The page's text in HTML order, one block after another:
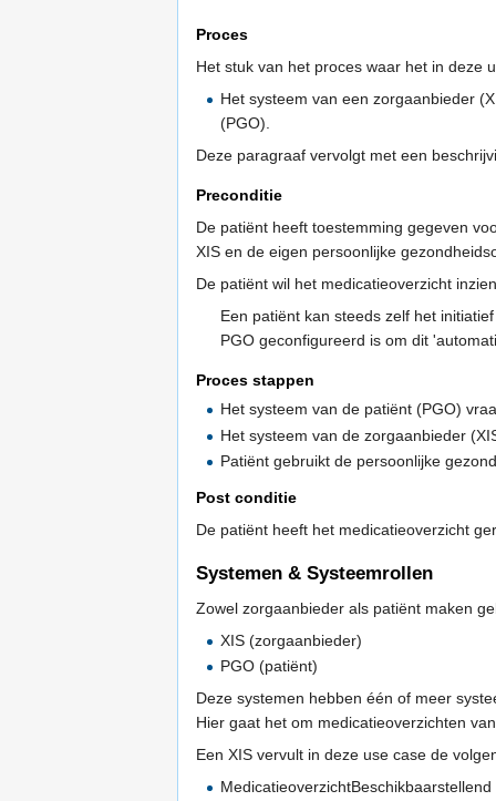
Proces
Het stuk van het proces waar het in deze
Het systeem van een zorgaanbieder
(PGO).
Deze paragraaf vervolgt met een
Preconditie
De patiënt heeft toestemming gegeven
XIS en de eigen persoonlijke
De patiënt wil het medicatieoverzicht
Een patiënt kan steeds zelf het
PGO geconfigureerd is om dit
Proces stappen
Het systeem van de patiënt (PGO)
Het systeem van de zorgaanbieder
Patiënt gebruikt de persoonlijke
Post conditie
De patiënt heeft het medicatieoverzicht
Systemen & Systeemrollen
Zowel zorgaanbieder als patiënt maken
XIS (zorgaanbieder)
PGO (patiënt)
Deze systemen hebben één of meer
Hier gaat het om medicatieoverzichten
Een XIS vervult in deze use case de